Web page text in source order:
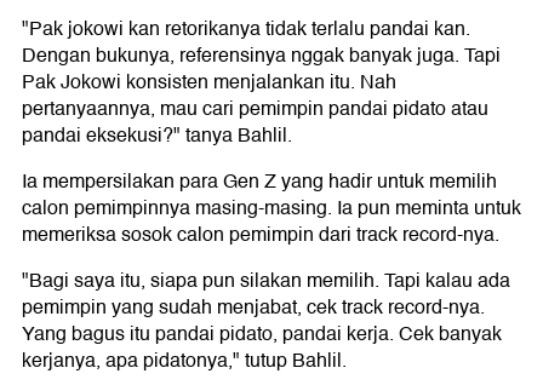
"Pak jokowi kan retorikanya tidak terlalu pandai kan.
Dengan bukunya, referensinya nggak banyak juga. Tapi
Pak Jokowi konsisten menjalankan itu. Nah
pertanyaannya, mau cari pemimpin pandai pidato atau
pandai eksekusi?" tanya Bahlil.
Ia mempersilakan para Gen Z yang hadir untuk memilih
calon pemimpinnya masing-masing. Ia pun meminta untuk
memeriksa sosok calon pemimpin dari track record-nya.
"Bagi saya itu, siapa pun silakan memilih. Tapi kalau ada
pemimpin yang sudah menjabat, cek track record-nya.
Yang bagus itu pandai pidato, pandai kerja. Cek banyak
kerjanya, apa pidatonya," tutup Bahlil.